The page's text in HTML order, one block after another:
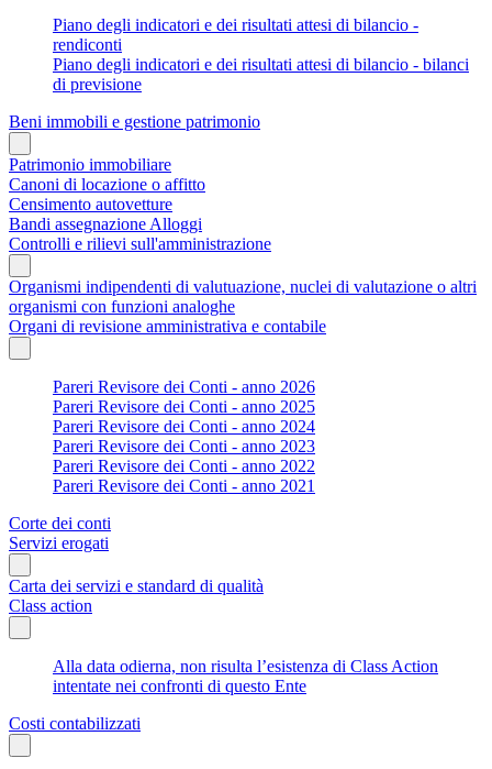
Piano degli indicatori e dei risultati attesi di bilancio -
rendiconti
Piano degli indicatori e dei risultati attesi di bilancio - bilanci
di previsione
Beni immobili e gestione patrimonio
Patrimonio immobiliare
Canoni di locazione o affitto
Censimento autovetture
Bandi assegnazione Alloggi
Controlli e rilievi sull'amministrazione
Organismi indipendenti di valutuazione, nuclei di valutazione o altri
organismi con funzioni analoghe
Organi di revisione amministrativa e contabile
Pareri Revisore dei Conti - anno 2026
Pareri Revisore dei Conti - anno 2025
Pareri Revisore dei Conti - anno 2024
Pareri Revisore dei Conti - anno 2023
Pareri Revisore dei Conti - anno 2022
Pareri Revisore dei Conti - anno 2021
Corte dei conti
Servizi erogati
Carta dei servizi e standard di qualità
Class action
Alla data odierna, non risulta l’esistenza di Class Action
intentate nei confronti di questo Ente
Costi contabilizzati